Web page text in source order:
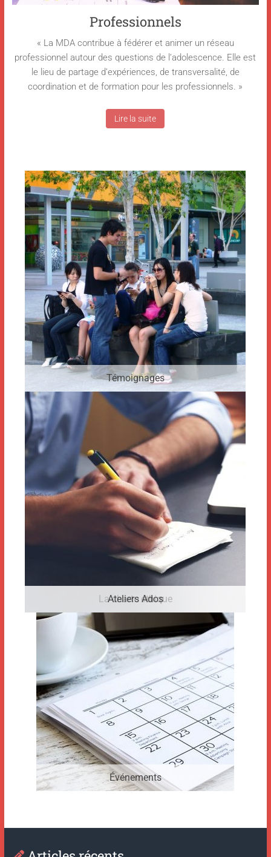
Professionnels
« La MDA contribue à fédérer et animer un réseau
professionnel autour des questions de l’adolescence. Elle est
le lieu de partage d’expériences, de transversalité, de
coordination et de formation pour les professionnels. »
Lire la suite
Témoignages
La charte éthique
Ateliers Ados
Événements